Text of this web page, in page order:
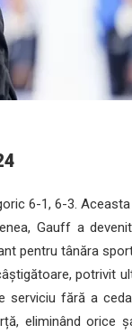
6-1, 6-3.
Gauff a
pentru tânăra
potrivit
serviciu fără a
eliminând orice